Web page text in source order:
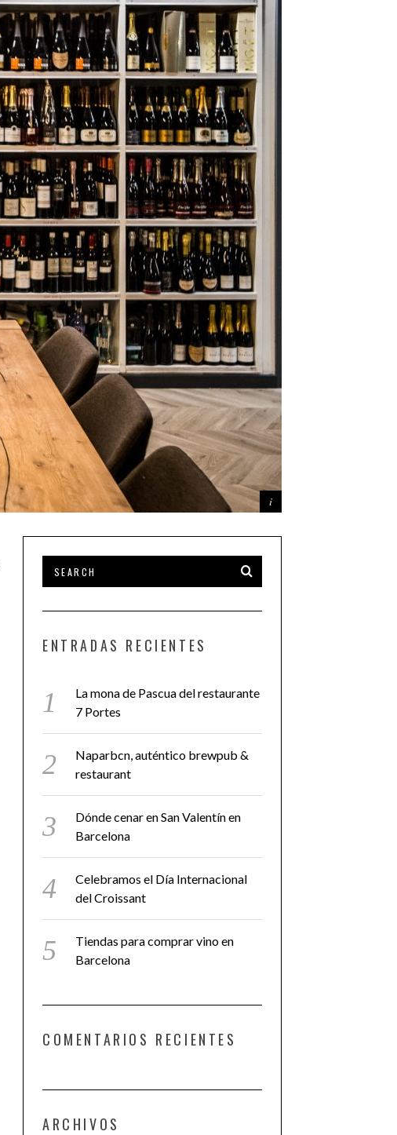
ENTRADAS RECIENTES
La mona de Pascua del restaurante
7 Portes
Naparbcn, auténtico brewpub &
restaurant
Dónde cenar en San Valentín en
Barcelona
Celebramos el Día Internacional
del Croissant
Tiendas para comprar vino en
Barcelona
COMENTARIOS RECIENTES
ARCHIVOS